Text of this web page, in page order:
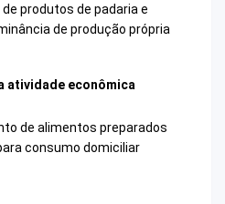
produtos de padaria e
de produção própria
atividade econômica
de alimentos preparados
consumo domiciliar